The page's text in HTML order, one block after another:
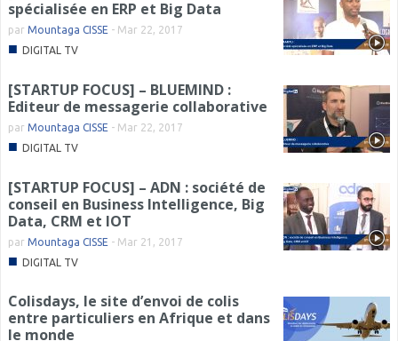
spécialisée en ERP et Big Data
par Mountaga CISSE - Mar 22, 2017
■ DIGITAL TV
[STARTUP FOCUS] – BLUEMIND :
Editeur de messagerie collaborative
par Mountaga CISSE - Mar 22, 2017
■ DIGITAL TV
[STARTUP FOCUS] – ADN : société de
conseil en Business Intelligence, Big
Data, CRM et IOT
par Mountaga CISSE - Mar 21, 2017
■ DIGITAL TV
Colisdays, le site d’envoi de colis
entre particuliers en Afrique et dans
le monde